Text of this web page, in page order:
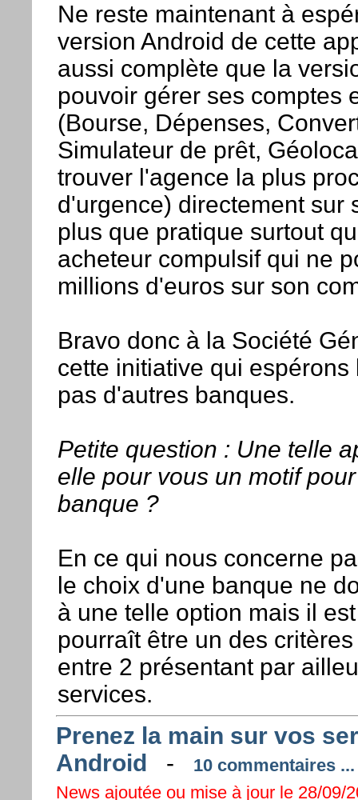
Ne reste maintenant à
version Android de cette
aussi complète que la
pouvoir gérer ses comptes
(Bourse, Dépenses,
Simulateur de prêt,
trouver l'agence la plus
d'urgence) directement sur
plus que pratique surtout
acheteur compulsif qui ne
millions d'euros sur son
Bravo donc à la Société
cette initiative qui espérons
pas d'autres banques.
Petite question : Une telle
elle pour vous un motif
banque ?
En ce qui nous concerne
le choix d'une banque ne
à une telle option mais il
pourraît être un des
entre 2 présentant par
services.
Prenez la main sur vos
Android -
10 commentaires ...
News ajoutée ou mise à jour le 28/09/